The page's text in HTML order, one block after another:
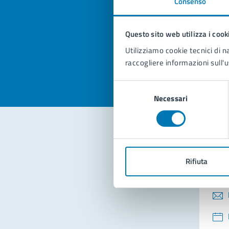
Questo sito web utilizza i
Utilizziamo cookie tecnici di
raccogliere informazioni
consenso
Necessari
Rifiuta